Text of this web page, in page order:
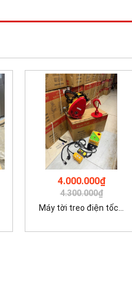
4.000.000₫
4.300.000₫
Máy tời treo điện tốc...